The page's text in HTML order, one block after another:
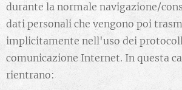
durante la normale navigazione/
dati personali che vengono poi
implicitamente nell'uso dei
comunicazione Internet. In questa
rientrano: